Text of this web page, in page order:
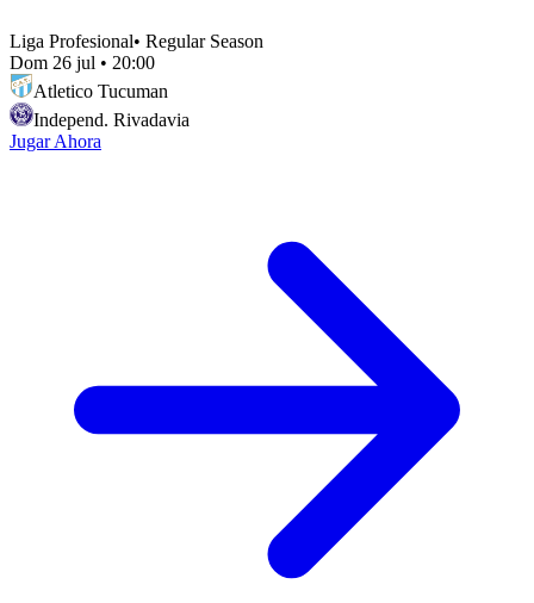
Liga Profesional• Regular Season
Dom 26 jul • 20:00
Atletico Tucuman
Independ. Rivadavia
Jugar Ahora